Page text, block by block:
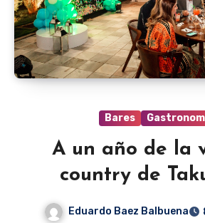
Bares
A un año de la
country de
Eduardo Baez Balbuena